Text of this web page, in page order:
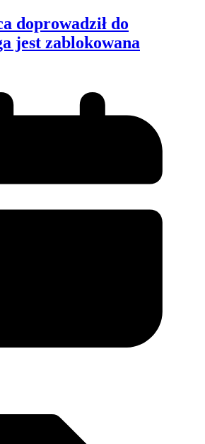
doprowadził do
jest zablokowana